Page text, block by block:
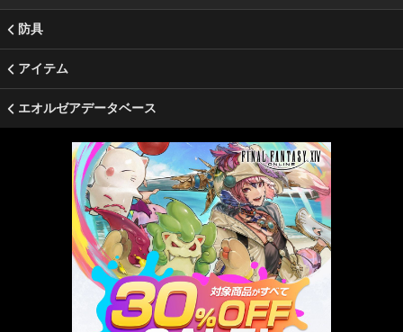
防具
アイテム
エオルゼアデータベース